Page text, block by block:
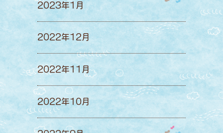
2023年1月
2022年12月
2022年11月
2022年10月